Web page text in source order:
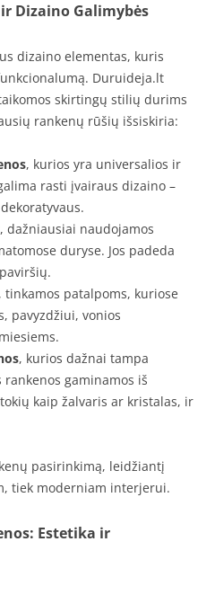
Dizaino Galimybės
dizaino elementas, kuris
Duruideja.lt
skirtingų stilių durims
rankenų rūšių išsiskiria:
, kurios yra universalios ir
rasti įvairaus dizaino –
, dažniausiai naudojamos
duryse. Jos padeda
, tinkamos patalpoms, kuriose
pavyzdžiui, vonios
, kurios dažnai tampa
gaminamos iš
kaip žalvaris ar kristalas, ir
pasirinkimą, leidžiantį
tiek moderniam interjerui.
Estetika ir